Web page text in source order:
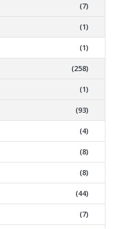
(7)
(1)
(1)
(258)
(1)
(93)
(4)
(8)
(8)
(44)
(7)